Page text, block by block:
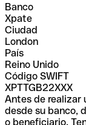
Banco
Xpate
Ciudad
London
País
Reino Unido
Código SWIFT
XPTTGB22XXX
Antes de realizar
desde su banco,
o beneficiario.